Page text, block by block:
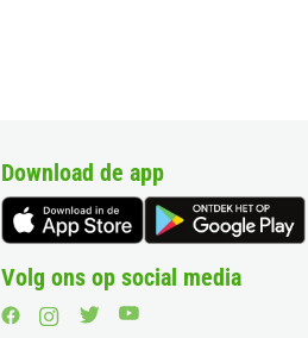
Download de app
Volg ons op social media